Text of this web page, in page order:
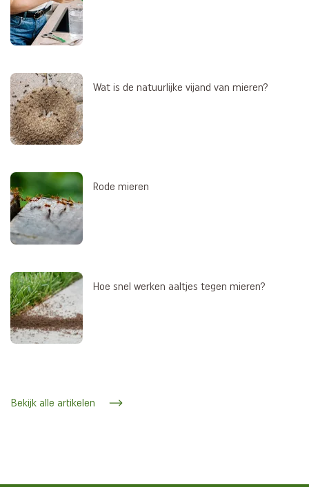
Wat is de natuurlijke vijand van mieren?
Rode mieren
Hoe snel werken aaltjes tegen mieren?
Bekijk alle artikelen